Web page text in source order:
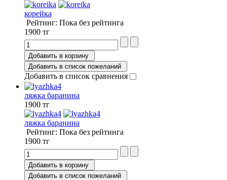
корейка
Рейтинг: Пока без рейтинга
1900 тг
Добавить в корзину
Добавить в список пожеланий
Добавить в список сравнения
ляжка баранина
1900 тг
ляжка баранина
Рейтинг: Пока без рейтинга
1900 тг
Добавить в корзину
Добавить в список пожеланий